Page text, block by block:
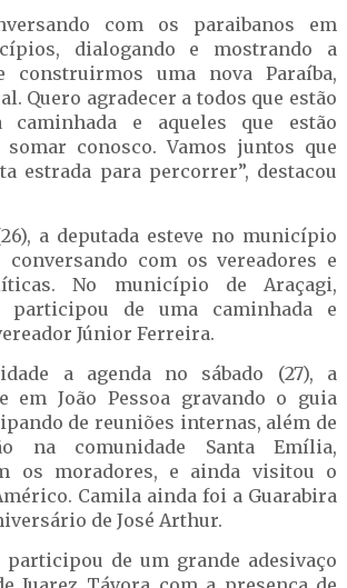
com os paraibanos em
dialogando e mostrando a
construirmos uma nova Paraíba,
Quero agradecer a todos que estão
caminhada e aqueles que estão
somar conosco. Vamos juntos que
estrada para percorrer”, destacou
a deputada esteve no município
conversando com os vereadores e
No município de Araçagi,
participou de uma caminhada e
Júnior Ferreira.
a agenda no sábado (27), a
em João Pessoa gravando o guia
de reuniões internas, além de
na comunidade Santa Emília,
os moradores, e ainda visitou o
Camila ainda foi a Guarabira
de José Arthur.
participou de um grande adesivaço